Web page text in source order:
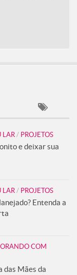
LAR/ PROJETOS
e deixar sua
LAR/ PROJETOS
Entenda a
COM
das Mães da